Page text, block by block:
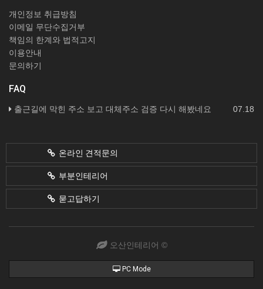
개인정보 취급방침
이메일 무단수집거부
책임의 한계와 법적고지
이용안내
문의하기
FAQ
07.18
출근길에 막힌 주소 보고 대체주소 검증 다시 해봤네요
온라인 견적문의
부분인테리어
묻고답하기
오산인테리어 ©
PC Mode